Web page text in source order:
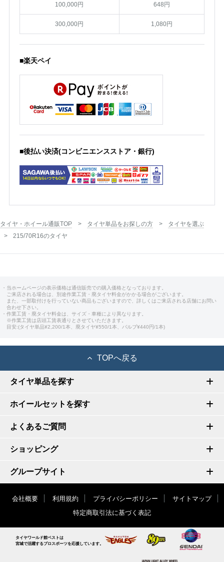
100,000円 648円
300,000円 1,080円
■楽天ペイ
■後払い決済(コンビニエンスストア・銀行)
タイヤ・ホイール通販TOP タイヤ単品をお探しの方
タイヤを選ぶ
215/70R16のタイヤ
・当ホームページの表示価格は通信販売での購入価格となっております。
ご来店される場合は、別途作業工賃・廃タイヤ料金がかかる場合がございます。
また、一部取付けを行っていない商品もございますので、詳しくはご来店される店舗にお問い
合わせ下さい。
・作業工賃・廃タイヤ料金は、サイズ・車種により異なります。
※作業工賃は店頭工賃表通りとさせていただきます。
目安:(タイヤ単品¥2,200/1本、廃タイヤ¥550/1本、バルブ¥440円/1本)
TOPへ戻る
タイヤ単品を探す
ホイールセットを探す
よくあるご質問
ショッピング
グループサイト
会社概要 利用規約 プライバシーポリシー
サイトマップ
特定商取引法に基づく表記
タイヤワールド館ベストは
宮城で活躍するプロスポーツを応援しています。